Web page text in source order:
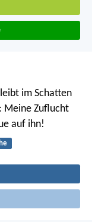
im Schatten
: Meine Zuflucht
auf ihn!